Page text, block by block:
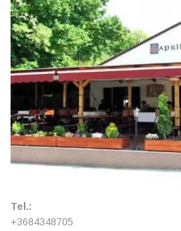
Tel.:
+3684348705